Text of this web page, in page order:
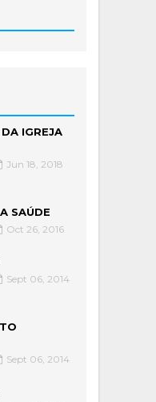
IGREJA
Jun 18, 2018
SAÚDE
Oct 26, 2016
Sept 06, 2014
Sept 06, 2014